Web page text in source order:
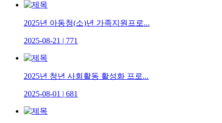
2025년 아동청(소)년 가족지원프로...
2025-08-21 | 771
2025년 청년 사회활동 활성화 프로...
2025-08-01 | 681